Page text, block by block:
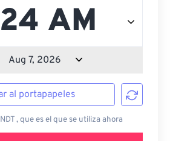
al portapapeles
, que es el que se utiliza ahora